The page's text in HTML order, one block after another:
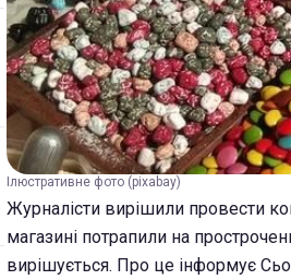
Ілюстративне фото (pixabay)
Журналісти вирішили провести
магазині потрапили на
вирішується. Про це інформує